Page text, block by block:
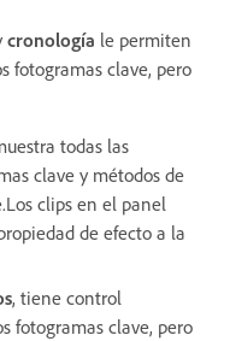
cronología le permiten
fotogramas clave, pero
todas las
clave y métodos de
clips en el panel
de efecto a la
, tiene control
fotogramas clave, pero